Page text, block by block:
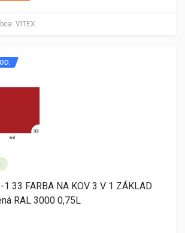
VITEX
1 33 FARBA NA KOV 3 V 1 ZÁKLAD
RAL 3000 0,75L